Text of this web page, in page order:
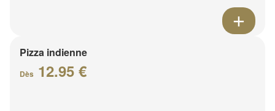
Pizza indienne
Dès 12.95 €